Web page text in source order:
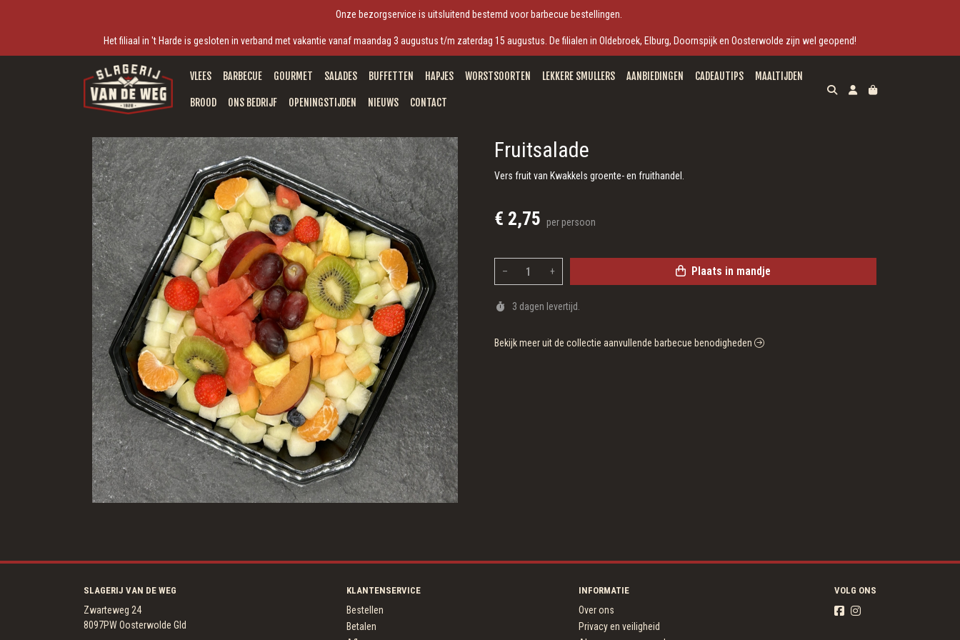
Onze bezorgservice is uitsluitend bestemd voor barbecue bestellingen.
Het filiaal in 't Harde is gesloten in verband met vakantie vanaf maandag 3 augustus t/m zaterdag 15 augustus. De filialen in Oldebroek, Elburg, Doornspijk en Oosterwolde zijn wel geopend!
VLEES BARBECUE GOURMET SALADES BUFFETTEN HAPJES WORSTSOORTEN LEKKERE SMULLERS AANBIEDINGEN CADEAUTIPS MAALTIJDEN
BROOD ONS BEDRIJF OPENINGSTIJDEN NIEUWS CONTACT
Fruitsalade
Vers fruit van Kwakkels groente- en fruithandel.
€ 2,75 per persoon
– + Plaats in mandje
3 dagen levertijd.
Bekijk meer uit de collectie aanvullende barbecue benodigheden
SLAGERIJ VAN DE WEG
Zwarteweg 24
8097PW Oosterwolde Gld
KLANTENSERVICE
Bestellen
Betalen
INFORMATIE
Over ons
Privacy en veiligheid
VOLG ONS